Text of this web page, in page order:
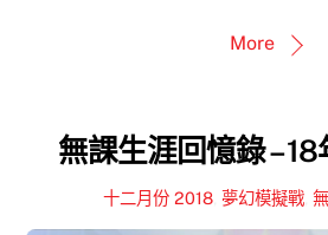
More
無課生涯回憶錄 –
十二月份 2018, 夢幻模擬戰,